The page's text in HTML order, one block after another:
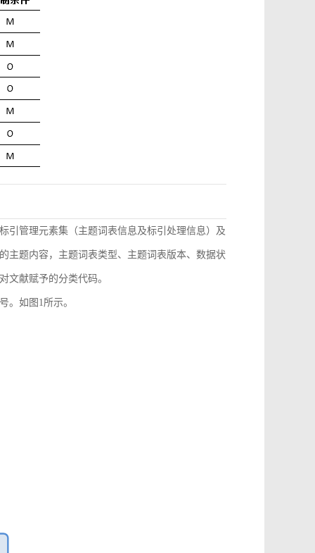
引管理元素集（主题词表信息及标引处理信息）及
主题内容，主题词表类型、主题词表版本、数据状
文献赋予的分类代码。
。如图1所示。